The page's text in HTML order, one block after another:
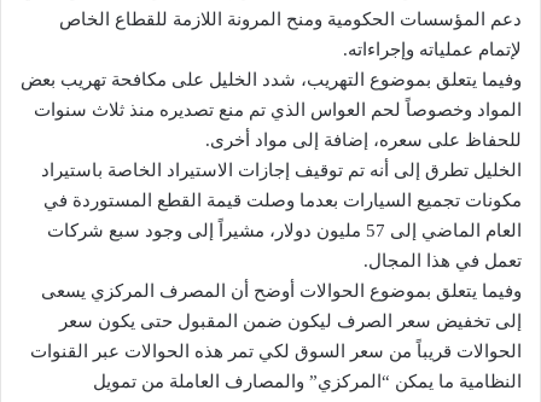
دعم المؤسسات الحكومية ومنح المرونة اللازمة للقطاع الخاص
لإتمام عملياته وإجراءاته.
وفيما يتعلق بموضوع التهريب، شدد الخليل على مكافحة تهريب بعض
المواد وخصوصاً لحم العواس الذي تم منع تصديره منذ ثلاث سنوات
للحفاظ على سعره، إضافة إلى مواد أخرى.
الخليل تطرق إلى أنه تم توقيف إجازات الاستيراد الخاصة باستيراد
مكونات تجميع السيارات بعدما وصلت قيمة القطع المستوردة في
العام الماضي إلى 57 مليون دولار، مشيراً إلى وجود سبع شركات
تعمل في هذا المجال.
وفيما يتعلق بموضوع الحوالات أوضح أن المصرف المركزي يسعى
إلى تخفيض سعر الصرف ليكون ضمن المقبول حتى يكون سعر
الحوالات قريباً من سعر السوق لكي تمر هذه الحوالات عبر القنوات
النظامية ما يمكن “المركزي” والمصارف العاملة من تمويل